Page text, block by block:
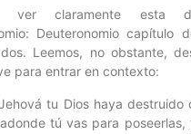
ver claramente esta
Deuteronomio capítulo
Leemos, no obstante,
para entrar en contexto:
tu Dios haya
tú vas para poseerlas,